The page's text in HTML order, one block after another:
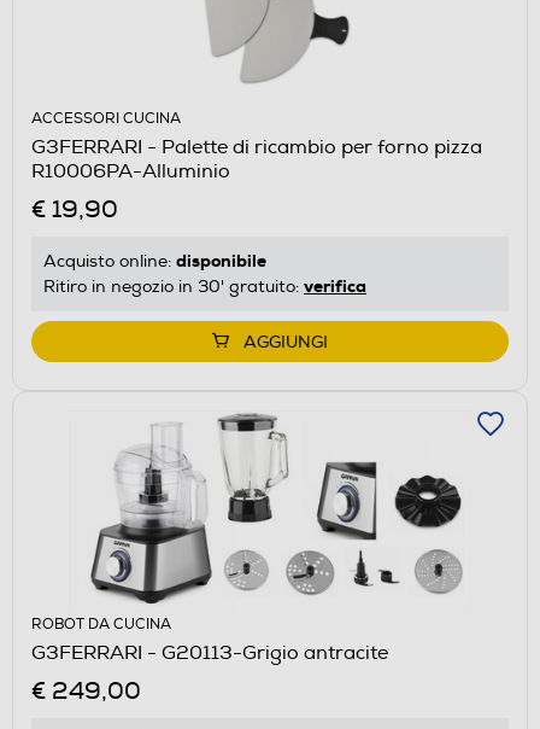
ACCESSORI CUCINA
G3FERRARI - Palette di ricambio per forno pizza
R10006PA-Alluminio
€ 19,90
Acquisto online: disponibile
Ritiro in negozio in 30' gratuito: verifica
AGGIUNGI
ROBOT DA CUCINA
G3FERRARI - G20113-Grigio antracite
€ 249,00